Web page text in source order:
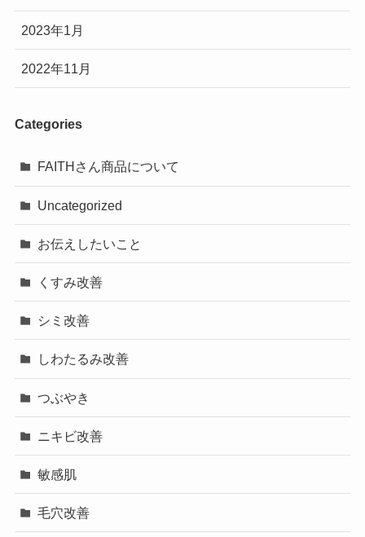
2023年1月
2022年11月
Categories
FAITHさん商品について
Uncategorized
お伝えしたいこと
くすみ改善
シミ改善
しわたるみ改善
つぶやき
ニキビ改善
敏感肌
毛穴改善